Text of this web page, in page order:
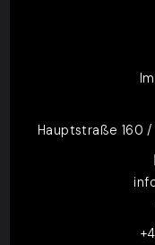
Hauptstraße 160